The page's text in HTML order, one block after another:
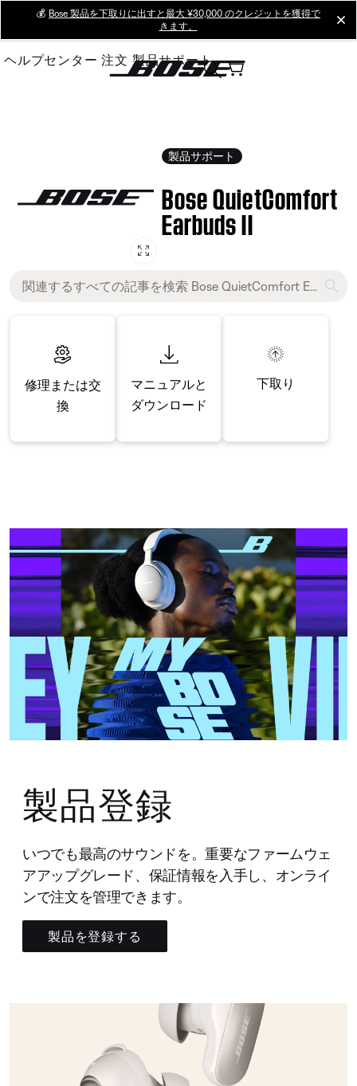
Main
💰 Bose 製品を下取りに出すと最大 ¥30,000 のクレジットを獲得で
きます。
ヘルプセンター 注文 製品サポート
製品サポート
Bose QuietComfort
Earbuds II
修理または交
換
マニュアルと
ダウンロード
下取り
製品登録
いつでも最高のサウンドを。重要なファームウェ
アアップグレード、保証情報を入手し、オンライ
ンで注文を管理できます。
製品を登録する